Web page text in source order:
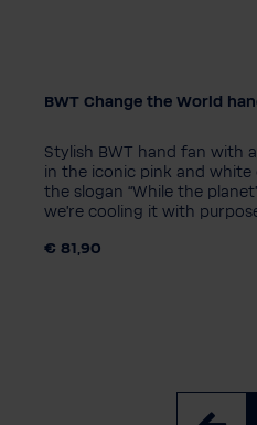
Verpakkingseenheid
BWT Change the World
Stylish BWT hand fan with
in the iconic pink and white
the slogan “While the
we're cooling it with
€ 81,90